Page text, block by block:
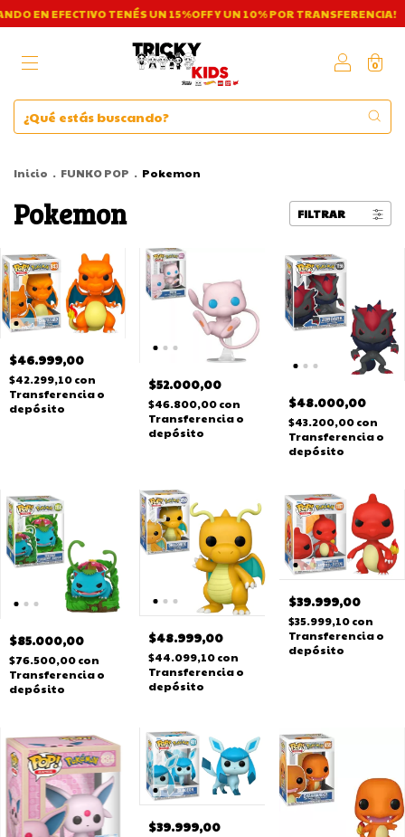
TENÉS UN 15%OFF Y UN 10% POR TRANSFERENCIA!
0
Inicio . FUNKO POP . Pokemon
Pokemon FILTRAR
$46.999,00
$42.299,10con
Transferencia o
depósito
$52.000,00
$46.800,00con
Transferencia o
depósito
$48.000,00
$43.200,00con
Transferencia o
depósito
$85.000,00
$76.500,00con
Transferencia o
depósito
$48.999,00
$44.099,10con
Transferencia o
depósito
$39.999,00
$35.999,10con
Transferencia o
depósito
$39.999,00